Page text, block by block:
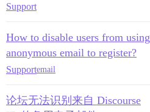
Support
How to disable users from using
anonymous email to register?
Supportemail
论坛无法识别来自 Discourse